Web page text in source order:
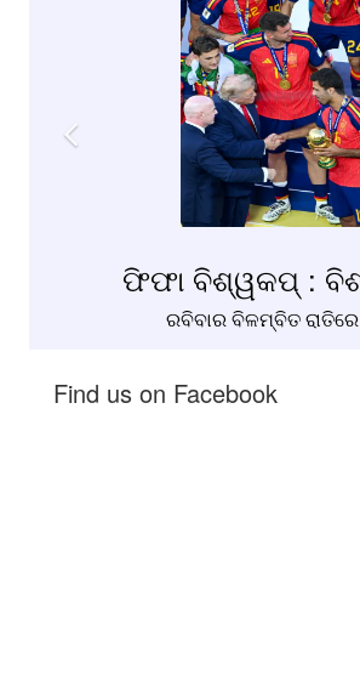
ଫିଫା ବିଶ୍ୱକପ୍ :
ରବିବାର ବିଳମ୍ବିତ ରାତିରେ
Find us on Facebook